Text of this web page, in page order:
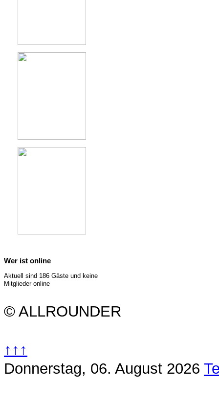
Wer ist online
Aktuell sind 186 Gäste und keine
Mitglieder online
© ALLROUNDER
↑↑↑
Donnerstag, 06. August 2026